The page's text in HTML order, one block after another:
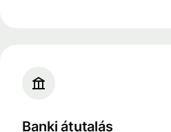
Banki átutalás